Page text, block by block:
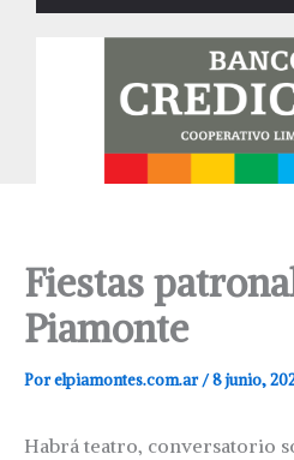
Fiestas
Piamonte
Porelpiamontes.com.ar/8 junio,
Habrá teatro, conversatorio